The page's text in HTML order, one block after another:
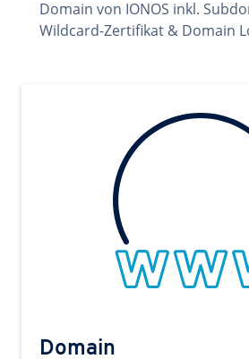
Domain von IONOS inkl.
Wildcard-Zertifikat & Domain
Domain